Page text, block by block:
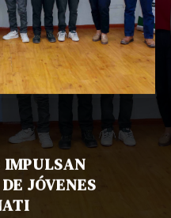
IMPULSAN
JÓVENES